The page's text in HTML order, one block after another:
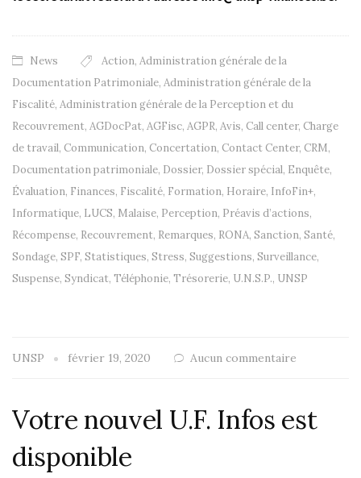
News Action, Administration générale de la
Documentation Patrimoniale, Administration générale de la
Fiscalité, Administration générale de la Perception et du
Recouvrement, AGDocPat, AGFisc, AGPR, Avis, Call center, Charge
de travail, Communication, Concertation, Contact Center, CRM,
Documentation patrimoniale, Dossier, Dossier spécial, Enquête,
Évaluation, Finances, Fiscalité, Formation, Horaire, InfoFin+,
Informatique, LUCS, Malaise, Perception, Préavis d’actions,
Récompense, Recouvrement, Remarques, RONA, Sanction, Santé,
Sondage, SPF, Statistiques, Stress, Suggestions, Surveillance,
Suspense, Syndicat, Téléphonie, Trésorerie, U.N.S.P., UNSP
UNSP février 19, 2020 Aucun commentaire
Votre nouvel U.F. Infos est
disponible